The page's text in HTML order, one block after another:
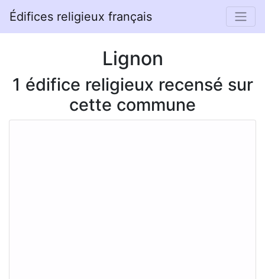
Édifices religieux français
Lignon
1 édifice religieux recensé sur
cette commune